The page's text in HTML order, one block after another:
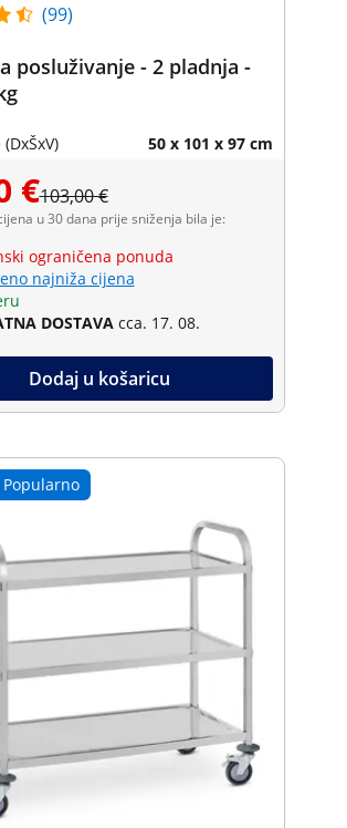
(99)
posluživanje - 2 pladnja -
50 x 101 x 97 cm
€103,00 €
u 30 dana prije sniženja bila je:
ograničena ponuda
najniža cijena
DOSTAVA cca. 17. 08.
Dodaj u košaricu
Popularno